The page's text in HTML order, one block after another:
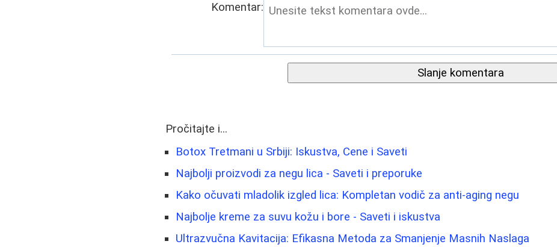
Komentar:
Slanje komentara
Pročitajte i...
Botox Tretmani u Srbiji: Iskustva, Cene i Saveti
Najbolji proizvodi za negu lica - Saveti i preporuke
Kako očuvati mladolik izgled lica: Kompletan vodič za anti-aging negu
Najbolje kreme za suvu kožu i bore - Saveti i iskustva
Ultrazvučna Kavitacija: Efikasna Metoda za Smanjenje Masnih Naslaga